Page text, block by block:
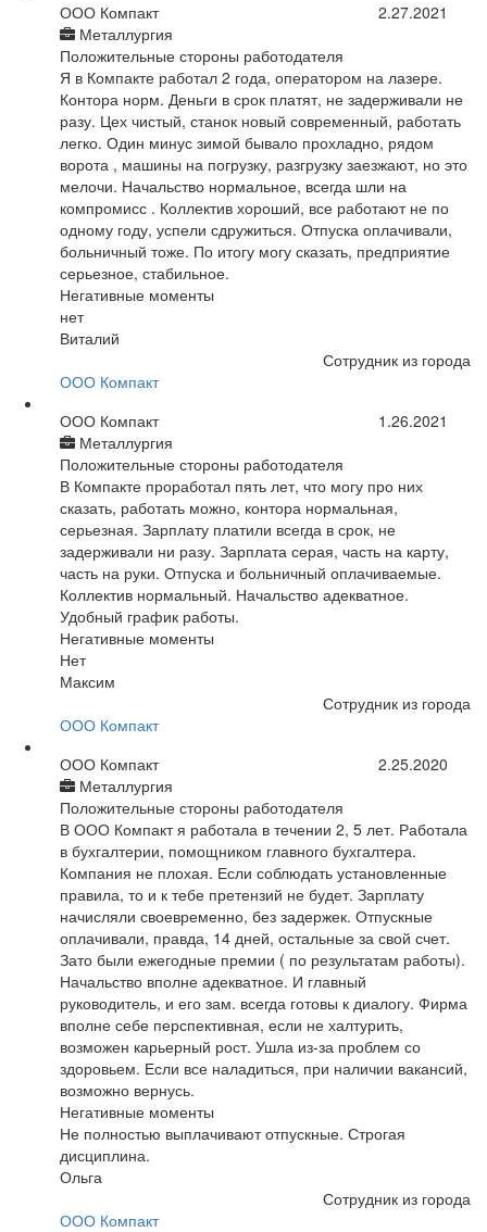
ООО Компакт
Металлургия
2.27.2021
Положительные стороны работодателя
Я в Компакте работал 2 года, оператором на лазере.
Контора норм. Деньги в срок платят, не задерживали не
разу. Цех чистый, станок новый современный, работать
легко. Один минус зимой бывало прохладно, рядом
ворота , машины на погрузку, разгрузку заезжают, но это
мелочи. Начальство нормальное, всегда шли на
компромисс . Коллектив хороший, все работают не по
одному году, успели сдружиться. Отпуска оплачивали,
больничный тоже. По итогу могу сказать, предприятие
серьезное, стабильное.
Негативные моменты
нет
Виталий
Сотрудник из города
ООО Компакт
ООО Компакт
Металлургия
1.26.2021
Положительные стороны работодателя
В Компакте проработал пять лет, что могу про них
сказать, работать можно, контора нормальная,
серьезная. Зарплату платили всегда в срок, не
задерживали ни разу. Зарплата серая, часть на карту,
часть на руки. Отпуска и больничный оплачиваемые.
Коллектив нормальный. Начальство адекватное.
Удобный график работы.
Негативные моменты
Нет
Максим
Сотрудник из города
ООО Компакт
ООО Компакт
Металлургия
2.25.2020
Положительные стороны работодателя
В ООО Компакт я работала в течении 2, 5 лет. Работала
в бухгалтерии, помощником главного бухгалтера.
Компания не плохая. Если соблюдать установленные
правила, то и к тебе претензий не будет. Зарплату
начисляли своевременно, без задержек. Отпускные
оплачивали, правда, 14 дней, остальные за свой счет.
Зато были ежегодные премии ( по результатам работы).
Начальство вполне адекватное. И главный
руководитель, и его зам. всегда готовы к диалогу. Фирма
вполне себе перспективная, если не халтурить,
возможен карьерный рост. Ушла из-за проблем со
здоровьем. Если все наладиться, при наличии вакансий,
возможно вернусь.
Негативные моменты
Не полностью выплачивают отпускные. Строгая
дисциплина.
Ольга
Сотрудник из города
ООО Компакт